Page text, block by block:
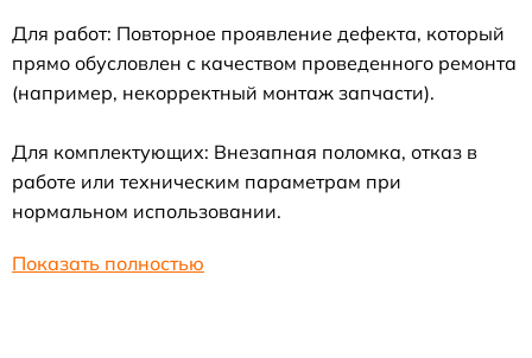
Для работ: Повторное проявление дефекта, который
прямо обусловлен с качеством проведенного ремонта
(например, некорректный монтаж запчасти).
Для комплектующих: Внезапная поломка, отказ в
работе или техническим параметрам при
нормальном использовании.
Показать полностью